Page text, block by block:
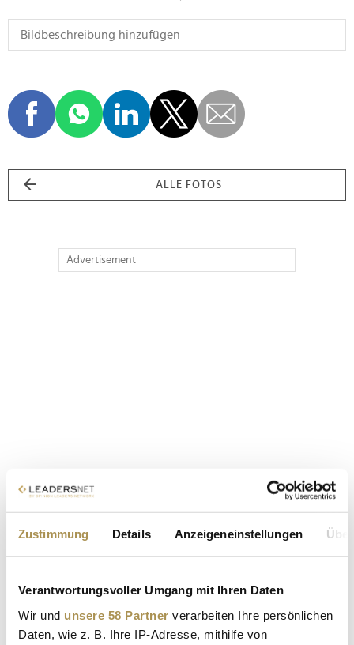
Zustimmung Details Anzeigeneinstellungen
Verantwortungsvoller Umgang mit Ihren Daten
Wir und unsere 58 Partner verarbeiten Ihre persönlichen
Daten, wie z. B. Ihre IP-Adresse, mithilfe von
ALLE FOTOS
Advertisement